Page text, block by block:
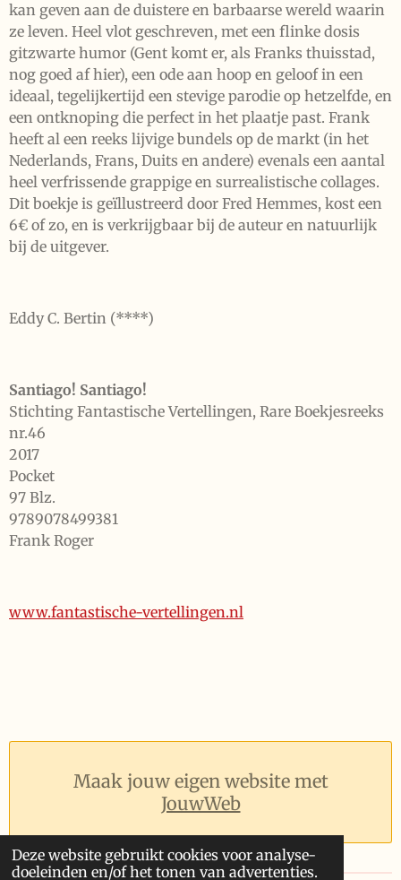
Deze website gebruikt cookies voor analyse-
doeleinden en/of het tonen van advertenties.
kan geven aan de duistere en barbaarse wereld waarin
ze leven. Heel vlot geschreven, met een flinke dosis
gitzwarte humor (Gent komt er, als Franks thuisstad,
nog goed af hier), een ode aan hoop en geloof in een
ideaal, tegelijkertijd een stevige parodie op hetzelfde, en
een ontknoping die perfect in het plaatje past. Frank
heeft al een reeks lijvige bundels op de markt (in het
Nederlands, Frans, Duits en andere) evenals een aantal
heel verfrissende grappige en surrealistische collages.
Dit boekje is geïllustreerd door Fred Hemmes, kost een
6€ of zo, en is verkrijgbaar bij de auteur en natuurlijk
bij de uitgever.
Eddy C. Bertin (****)
Santiago! Santiago!
Stichting Fantastische Vertellingen, Rare Boekjesreeks
nr.46
2017
Pocket
97 Blz.
9789078499381
Frank Roger
www.fantastische-vertellingen.nl
Maak jouw eigen website met
JouwWeb